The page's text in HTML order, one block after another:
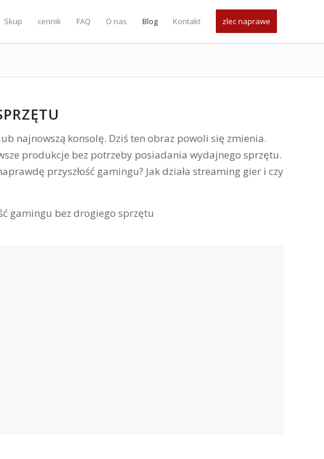
Skup cennik FAQ O nas Blog Kontakt zlec naprawe
najnowszą konsolę. Dziś ten obraz powoli się zmienia.
produkcje bez potrzeby posiadania wydajnego sprzętu.
przyszłość gamingu? Jak działa streaming gier i czy